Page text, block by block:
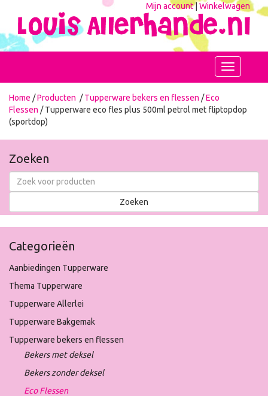
Mijn account|Winkelwagen
Toggle
navigation
Home /Producten /Tupperware bekers en flessen /Eco
Flessen / Tupperware eco fles plus 500ml petrol met fliptopdop
(sportdop)
Zoeken
Categorieën
Aanbiedingen Tupperware
Thema Tupperware
Tupperware Allerlei
Tupperware Bakgemak
Tupperware bekers en flessen
Bekers met deksel
Bekers zonder deksel
Eco Flessen